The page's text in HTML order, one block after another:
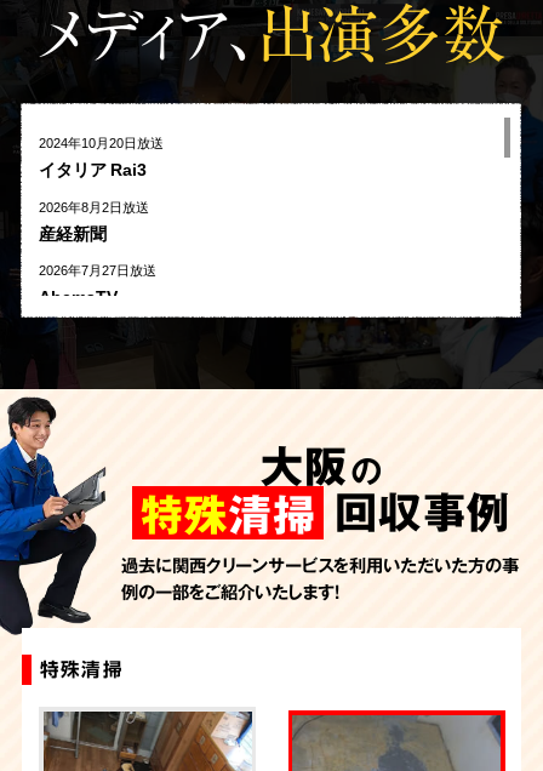
メディア、出演多数
2024年10月20日放送
イタリア Rai3
2026年8月2日放送
産経新聞
2026年7月27日放送
AbemaTV
2026年7月24日放送
2026年7月10日放送
季刊「宗教問題」
2026年7月10日放送
東洋経済オンライン
2026年7月7日放送
FRIDAYデジタル
2026年7月6日放送
週刊循環経済新聞（7月6日号）
2026年7月4日放送
YouTube｜好井まさおの怪談を浴びる会
2026年6月28日放送
Yahoo!ニュース
大阪の
特殊清掃 回収事例
過去に関西クリーンサービスを利用いただいた方の事
例の一部をご紹介いたします！
特殊清掃
特殊清掃
特殊清掃
特殊清掃
特殊清掃
特殊清掃
特殊清掃
特殊清掃
特殊清掃
特殊清掃